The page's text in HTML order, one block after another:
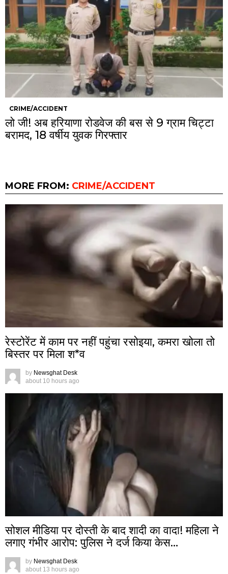
CRIME/ACCIDENT
लो जी! अब हरियाणा रोडवेज की बस से 9 ग्राम चिट्टा
बरामद, 18 वर्षीय युवक गिरफ्तार
MORE FROM: CRIME/ACCIDENT
रेस्टोरेंट में काम पर नहीं पहुंचा रसोइया, कमरा खोला तो
बिस्तर पर मिला श*व
by Newsghat Desk
about 10 hours ago
सोशल मीडिया पर दोस्ती के बाद शादी का वादा! महिला ने
लगाए गंभीर आरोप: पुलिस ने दर्ज किया केस…
by Newsghat Desk
about 13 hours ago